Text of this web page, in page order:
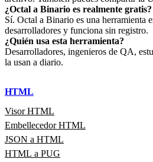
¿Octal a Binario es realmente gratis?
Sí. Octal a Binario es una herramienta
desarrolladores y funciona sin registro.
¿Quién usa esta herramienta?
Desarrolladores, ingenieros de QA,
la usan a diario.
HTML
Visor HTML
Embellecedor HTML
JSON a HTML
HTML a PUG